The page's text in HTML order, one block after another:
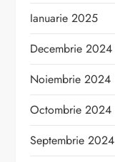
Ianuarie 2025
Decembrie 2024
Noiembrie 2024
Octombrie 2024
Septembrie 2024